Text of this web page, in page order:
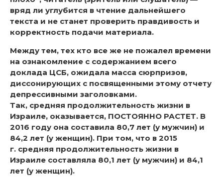
вряд ли углубится в чтение дальнейшего
текста и не станет проверить правдивость и
корректность подачи материала.
Между тем, тех кто все же не пожалел времени
на ознакомление с содержанием всего
доклада ЦСБ, ожидала масса сюрпризов,
диссонирующих с посвященными этому отчету
депрессивными заголовками.
Так, средняя продолжительность жизни в
Израиле, оказывается, ПОСТОЯННО РАСТЕТ. В
2016 году она составила 80,7 лет (у мужчин) и
84,2 лет (у женщин). При том, что в 2015
г. средняя продолжительность жизни в
Израиле составляла 80,1 лет (у мужчин) и 84,1
лет (у женщин).